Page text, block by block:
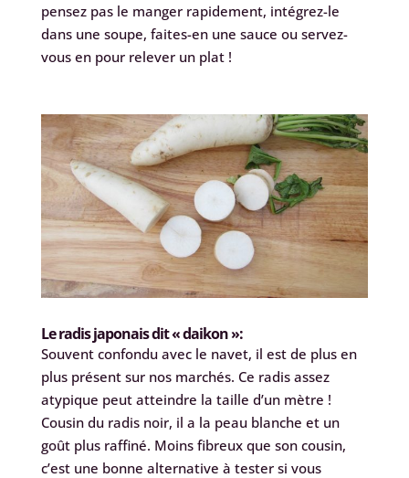
pensez pas le manger rapidement, intégrez-le
dans une soupe, faites-en une sauce ou servez-
vous en pour relever un plat !
Le radis japonais dit « daikon »:
Souvent confondu avec le navet, il est de plus en
plus présent sur nos marchés. Ce radis assez
atypique peut atteindre la taille d’un mètre !
Cousin du radis noir, il a la peau blanche et un
goût plus raffiné. Moins fibreux que son cousin,
c’est une bonne alternative à tester si vous